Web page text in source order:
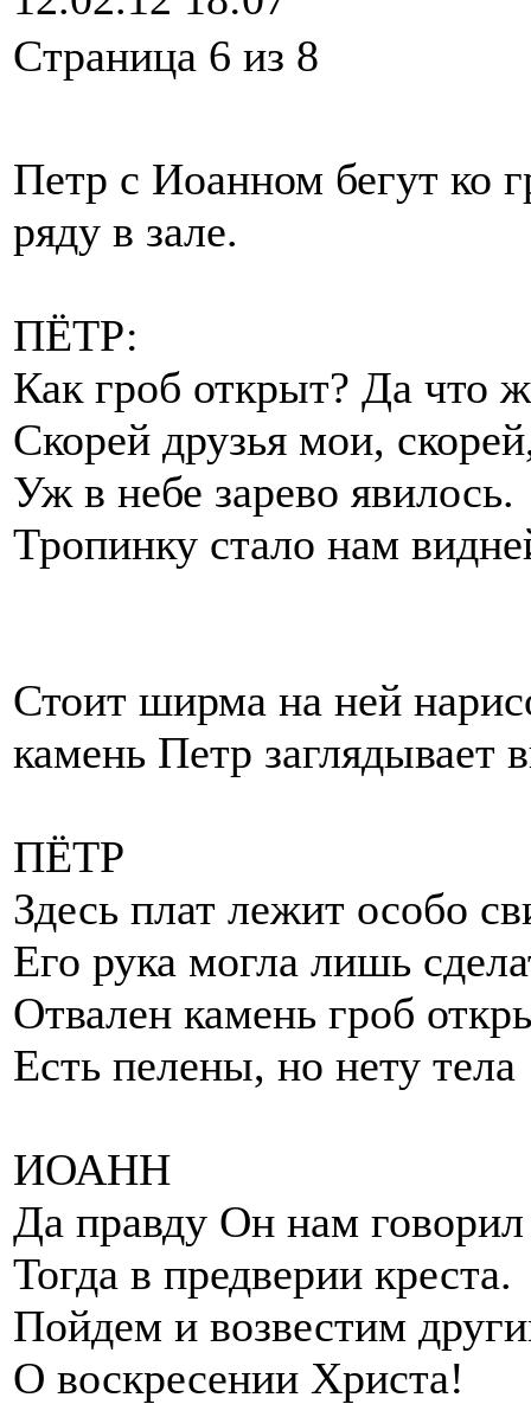
Cтраница 6 из 8
Петр с Иоанном бегут ко
ряду в зале.
ПЁТР:
Как гроб открыт? Да что
Скорей друзья мои,
Уж в небе зарево явилось.
Тропинку стало нам
Стоит ширма на ней
камень Петр заглядывает
ПЁТР
Здесь плат лежит особо
Его рука могла лишь
Отвален камень гроб
Есть пелены, но нету тела
ИОАНН
Да правду Он нам говорил
Тогда в предверии креста.
Пойдем и возвестим
О воскресении Христа!